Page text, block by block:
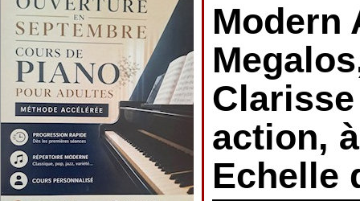
Modern
action,
Echelle